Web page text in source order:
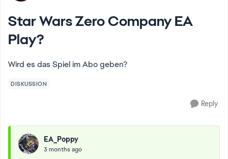
Star Wars Zero Company EA
Play?
Wird es das Spiel im Abo geben?
DISKUSSION
Reply
EA_Poppy
3 months ago